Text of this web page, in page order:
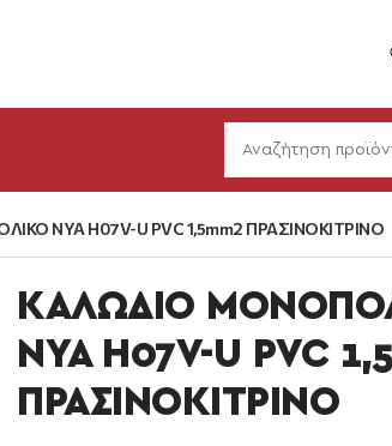
NYA H07V-U PVC 1,5mm2 ΠΡΑΣΙΝΟΚΙΤΡΙΝΟ
ΚΑΛΩΔΙΟ
NYA H07V-U PVC
ΠΡΑΣΙΝΟΚΙΤΡΙΝΟ